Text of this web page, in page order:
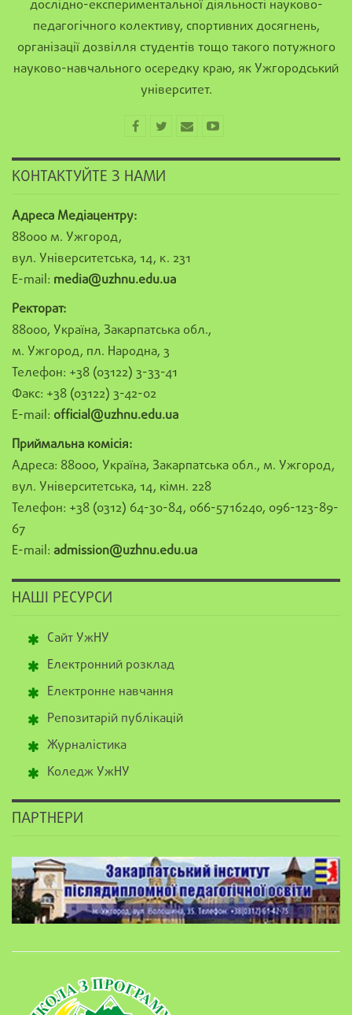
дослідно-експериментальної діяльності науково-
педагогічного колективу, спортивних досягнень,
організації дозвілля студентів тощо такого потужного
науково-навчального осередку краю, як Ужгородський
університет.
КОНТАКТУЙТЕ З НАМИ
Адреса Медіацентру:
88000 м. Ужгород,
вул. Університетська, 14, к. 231
E-mail: media@uzhnu.edu.ua
Ректорат:
88000, Україна, Закарпатська обл.,
м. Ужгород, пл. Народна, 3
Телефон: +38 (03122) 3-33-41
Факс: +38 (03122) 3-42-02
E-mail: official@uzhnu.edu.ua
Приймальна комісія:
Адреса: 88000, Україна, Закарпатська обл., м. Ужгород,
вул. Університетська, 14, кімн. 228
Телефон: +38 (0312) 64-30-84, 066-5716240, 096-123-89-
67
E-mail: admission@uzhnu.edu.ua
НАШІ РЕСУРСИ
Сайт УжНУ
Електронний розклад
Електронне навчання
Репозитарій публікацій
Журналістика
Коледж УжНУ
ПАРТНЕРИ